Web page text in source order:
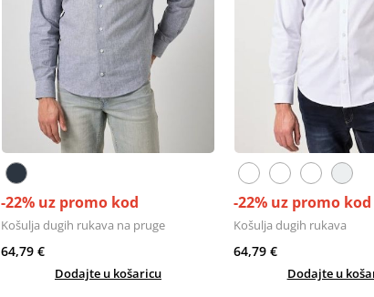
-22% uz promo kod
Košulja dugih rukava na pruge
64,79 €
Dodajte u košaricu
-22% uz promo kod
Košulja dugih rukava
64,79 €
Dodajte u